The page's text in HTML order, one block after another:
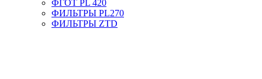
ФГОТ PL 420
ФИЛЬТРЫ PL270
ФИЛЬТРЫ ZTD